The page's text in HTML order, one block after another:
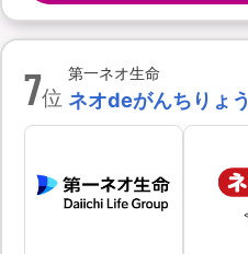
7位
第一ネオ生命
ネオdeがんちりょう